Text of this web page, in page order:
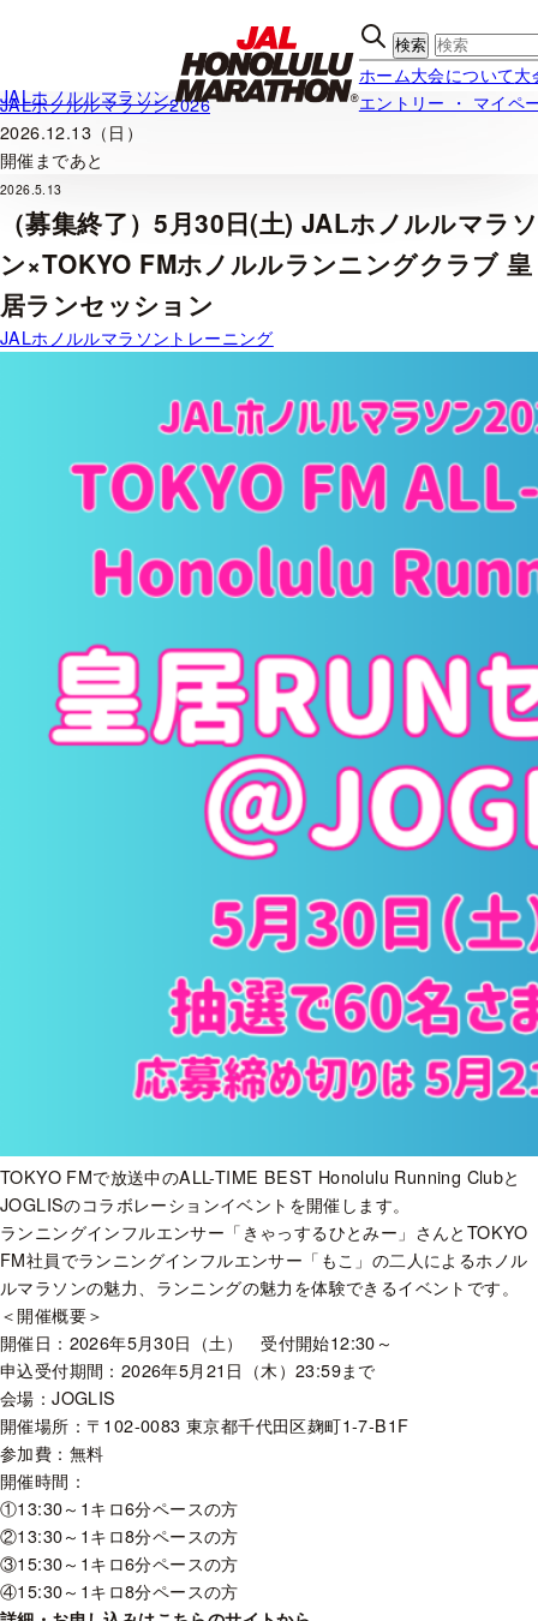
ス
キッ
プ
JALホノルルマラソン
ホーム大会について大
エントリー ・ マイペ
JALホノルルマラソン2026
2026.12.13（日）
開催まであと
2026.5.13
（募集終了）5月30日(土) JALホノルルマラソ
ン×TOKYO FMホノルルランニングクラブ 皇
居ランセッション
JALホノルルマラソン トレーニング
TOKYO FMで放送中のALL-TIME BEST Honolulu Running Clubと
JOGLISのコラボレーションイベントを開催します。
ランニングインフルエンサー「きゃっするひとみー」さんとTOKYO
FM社員でランニングインフルエンサー「もこ」の二人によるホノル
ルマラソンの魅力、ランニングの魅力を体験できるイベントです。
＜開催概要＞
開催日：2026年5月30日（土） 受付開始12:30～
申込受付期間：2026年5月21日（木）23:59まで
会場：JOGLIS
開催場所：〒102-0083 東京都千代田区麹町1-7-B1F
参加費：無料
開催時間：
①13:30～1キロ6分ペースの方
②13:30～1キロ8分ペースの方
③15:30～1キロ6分ペースの方
④15:30～1キロ8分ペースの方